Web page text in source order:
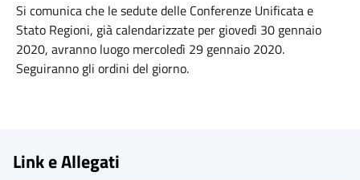
Si comunica che le sedute delle Conferenze Unificata e
Stato Regioni, già calendarizzate per giovedì 30 gennaio
2020, avranno luogo mercoledì 29 gennaio 2020.
Seguiranno gli ordini del giorno.
Link e Allegati